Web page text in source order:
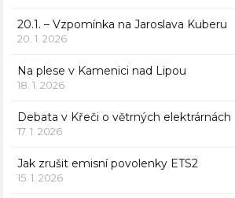
20.1. – Vzpomínka na Jaroslava Kuberu
20. 1. 2026
Na plese v Kamenici nad Lipou
18. 1. 2026
Debata v Křeči o větrných elektrárnách
17. 1. 2026
Jak zrušit emisní povolenky ETS2
15. 1. 2026